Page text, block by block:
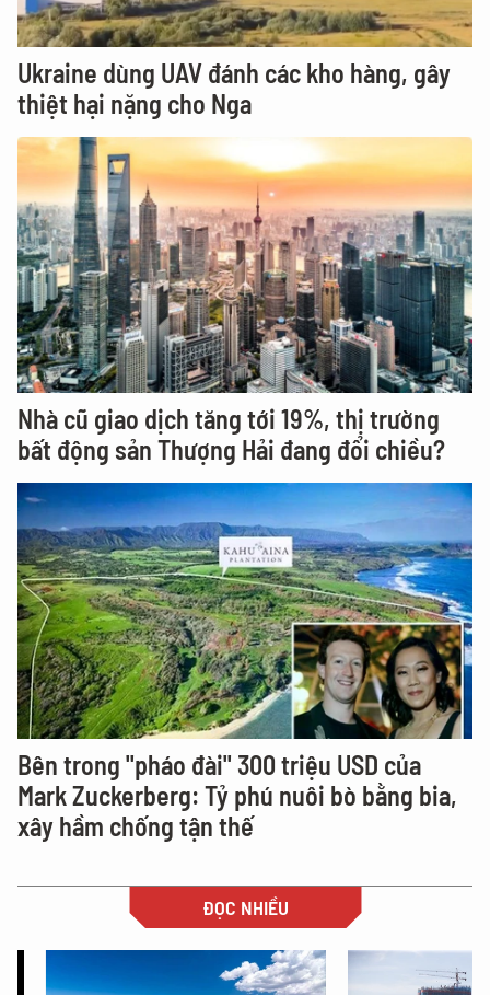
Ukraine dùng UAV đánh các kho hàng, gây
thiệt hại nặng cho Nga
Nhà cũ giao dịch tăng tới 19%, thị trường
bất động sản Thượng Hải đang đổi chiều?
Bên trong "pháo đài" 300 triệu USD của
Mark Zuckerberg: Tỷ phú nuôi bò bằng bia,
xây hầm chống tận thế
ĐỌC NHIỀU